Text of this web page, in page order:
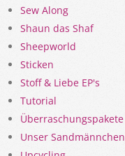
Sew Along
Shaun das Shaf
Sheepworld
Sticken
Stoff & Liebe EP's
Tutorial
Überraschungspakete
Unser Sandmännchen